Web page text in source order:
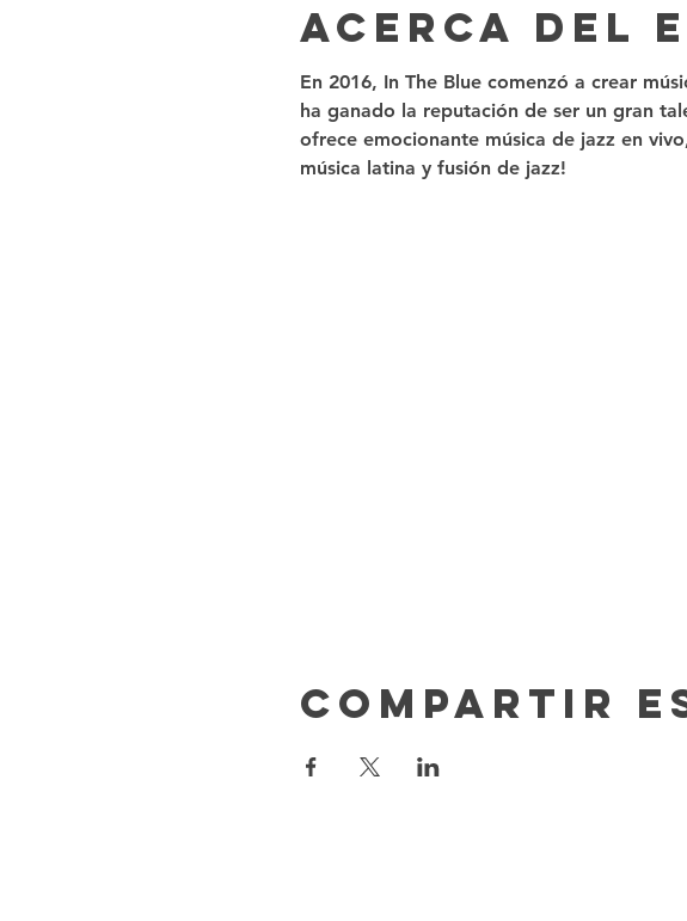
Acerca del
En 2016, In The Blue comenzó a crear
ha ganado la reputación de ser un gran
ofrece emocionante música de jazz en
música latina y fusión de jazz!
Compartir